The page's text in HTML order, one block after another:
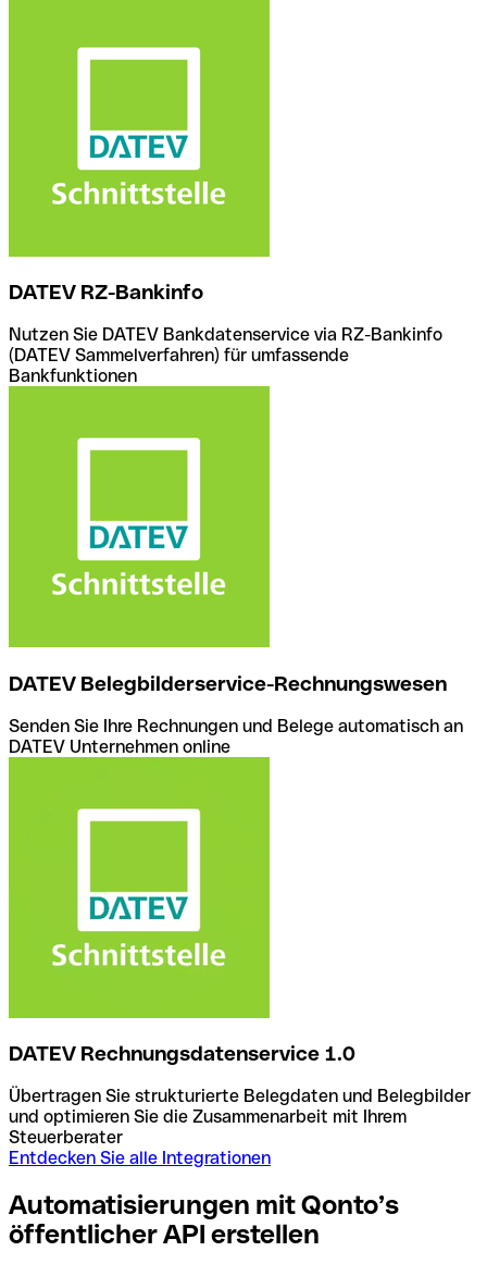
DATEV RZ-Bankinfo
Nutzen Sie DATEV Bankdatenservice via RZ-Bankinfo
(DATEV Sammelverfahren) für umfassende
Bankfunktionen
DATEV Belegbilderservice-Rechnungswesen
Senden Sie Ihre Rechnungen und Belege automatisch an
DATEV Unternehmen online
DATEV Rechnungsdatenservice 1.0
Übertragen Sie strukturierte Belegdaten und Belegbilder
und optimieren Sie die Zusammenarbeit mit Ihrem
Steuerberater
Entdecken Sie alle Integrationen
Automatisierungen mit Qonto’s
öffentlicher API erstellen